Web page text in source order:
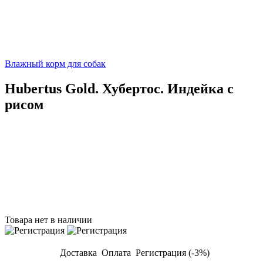
Влажный корм для собак
Hubertus Gold. Хубертос. Индейка с
рисом
Товара нет в наличии
Доставка Оплата Регистрация (-3%)